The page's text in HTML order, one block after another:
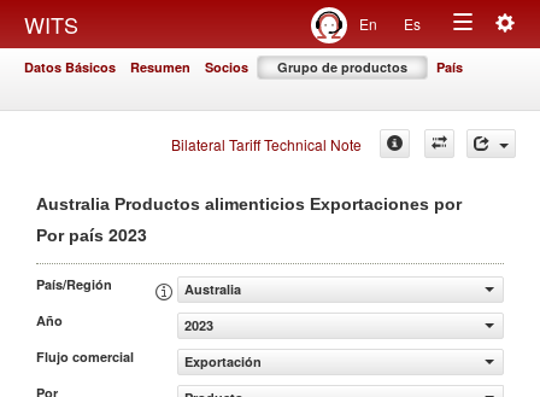
WITS En Es
Toggle
Datos Básicos Resumen Socios Grupo de productos País
Bilateral Tariff Technical Note
Australia Productos alimenticios Exportaciones por
Por país 2023
País/Región
Australia
Año
2023
Flujo comercial
Exportación
Por